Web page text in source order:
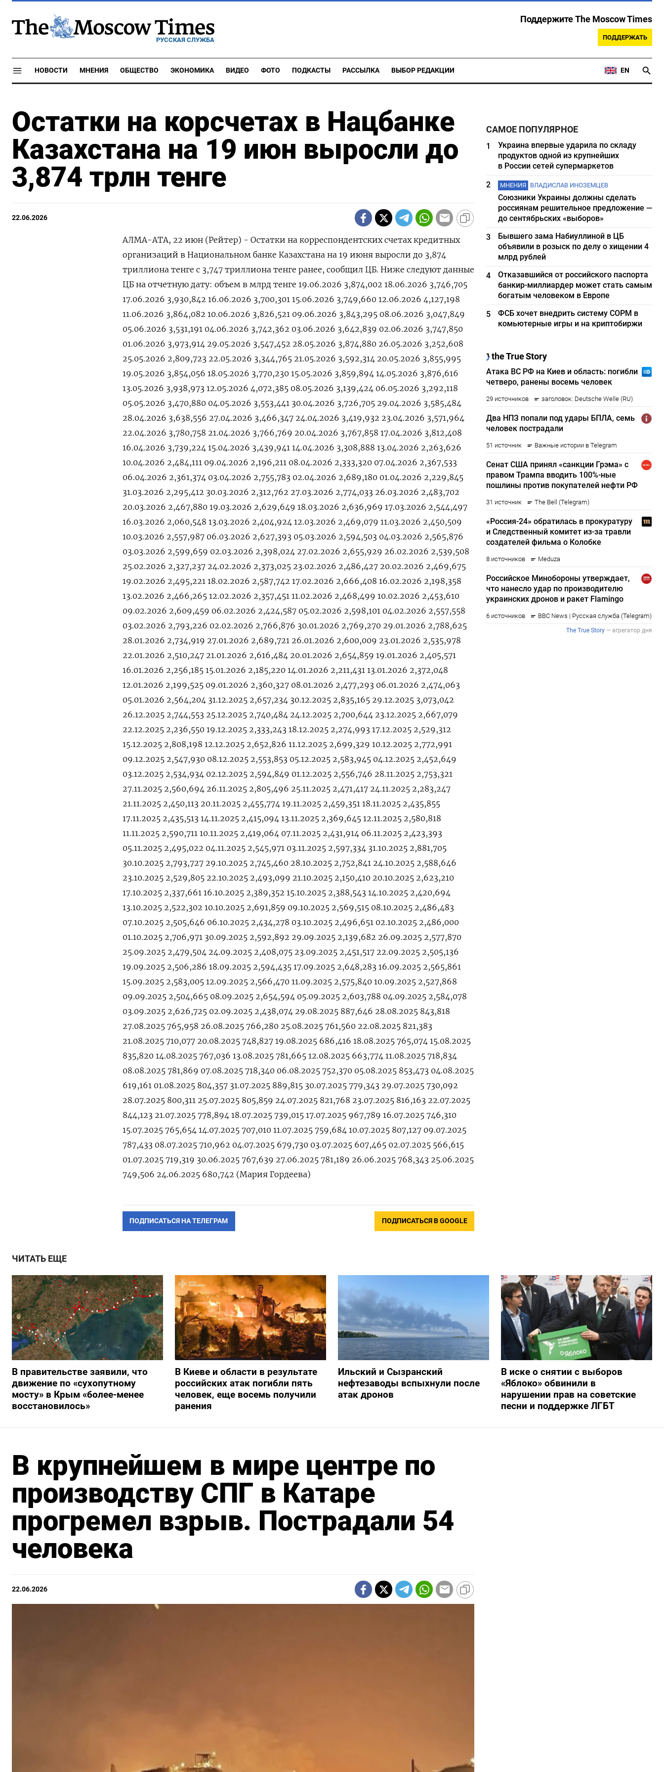
РУССКАЯ СЛУЖБА
Поддержите The Moscow Times
ПОДДЕРЖАТЬ
НОВОСТИ МНЕНИЯ ОБЩЕСТВО ЭКОНОМИКА ВИДЕО ФОТО ПОДКАСТЫ РАССЫЛКА ВЫБОР РЕДАКЦИИ EN
Остатки на корсчетах в Нацбанке
Казахстана на 19 июн выросли до
3,874 трлн тенге
22.06.2026
АЛМА-АТА, 22 июн (Рейтер) - ‌Остатки ​на корреспондентских счетах ​кредитных ​
организаций ⁠в ‌Национальном ‌банке Казахстана ​на 19 ‌июня ​выросли до ‌3,874
триллиона тенге ​с ​3,747 ‌триллиона ​тенге ранее, сообщил ЦБ. Ниже следуют ​данные
⁠ЦБ на ‌отчетную ‌дату: объем в млрд ​тенге 19.06.2026 3,874,002 18.06.2026 3,746,705
17.06.2026 3,930,842 16.06.2026 3,700,301 15.06.2026 3,749,660 12.06.2026 4,127,198
11.06.2026 3,864,082 10.06.2026 3,826,521 09.06.2026 3,843,295 08.06.2026 3,047,849
05.06.2026 3,531,191 04.06.2026 3,742,362 03.06.2026 3,642,839 02.06.2026 3,747,850
01.06.2026 3,973,914 29.05.2026 3,547,452 28.05.2026 3,874,880 26.05.2026 3,252,608
25.05.2026 2,809,723 22.05.2026 3,344,765 21.05.2026 3,592,314 20.05.2026 3,855,995
19.05.2026 3,854,056 18.05.2026 3,770,230 15.05.2026 3,859,894 14.05.2026 3,876,616
13.05.2026 3,938,973 12.05.2026 4,072,385 08.05.2026 3,139,424 06.05.2026 3,292,118
05.05.2026 3,470,880 04.05.2026 3,553,441 30.04.2026 3,726,705 29.04.2026 3,585,484
28.04.2026 3,638,556 27.04.2026 3,466,347 24.04.2026 3,419,932 23.04.2026 3,571,964
22.04.2026 3,780,758 21.04.2026 3,766,769 20.04.2026 3,767,858 17.04.2026 3,812,408
16.04.2026 3,739,224 15.04.2026 3,439,941 14.04.2026 3,308,888 13.04.2026 2,263,626
10.04.2026 2,484,111 09.04.2026 2,196,211 08.04.2026 2,333,320 07.04.2026 2,367,533
06.04.2026 2,361,374 03.04.2026 2,755,783 02.04.2026 2,689,180 01.04.2026 2,229,845
31.03.2026 2,295,412 30.03.2026 2,312,762 27.03.2026 2,774,033 26.03.2026 2,483,702
20.03.2026 2,467,880 19.03.2026 2,629,649 18.03.2026 2,636,969 17.03.2026 2,544,497
16.03.2026 2,060,548 13.03.2026 2,404,924 12.03.2026 2,469,079 11.03.2026 2,450,509
10.03.2026 2,557,987 06.03.2026 2,627,393 05.03.2026 2,594,503 04.03.2026 2,565,876
03.03.2026 2,599,659 02.03.2026 2,398,024 27.02.2026 2,655,929 26.02.2026 2,539,508
25.02.2026 2,327,237 24.02.2026 2,373,025 23.02.2026 2,486,427 20.02.2026 2,469,675
19.02.2026 2,495,221 18.02.2026 2,587,742 17.02.2026 2,666,408 16.02.2026 2,198,358
13.02.2026 2,466,265 12.02.2026 2,357,451 11.02.2026 2,468,499 10.02.2026 2,453,610
09.02.2026 2,609,459 06.02.2026 2,424,587 05.02.2026 2,598,101 04.02.2026 2,557,558
03.02.2026 2,793,226 02.02.2026 2,766,876 30.01.2026 2,769,270 29.01.2026 2,788,625
28.01.2026 2,734,919 27.01.2026 2,689,721 26.01.2026 2,600,009 23.01.2026 2,535,978
22.01.2026 2,510,247 21.01.2026 2,616,484 20.01.2026 2,654,859 19.01.2026 2,405,571
16.01.2026 2,256,185 15.01.2026 2,185,220 14.01.2026 2,211,431 13.01.2026 2,372,048
12.01.2026 2,199,525 09.01.2026 2,360,327 08.01.2026 2,477,293 06.01.2026 2,474,063
05.01.2026 2,564,204 31.12.2025 2,657,234 30.12.2025 2,835,165 29.12.2025 3,073,042
26.12.2025 2,744,553 25.12.2025 2,740,484 24.12.2025 2,700,644 23.12.2025 2,667,079
22.12.2025 2,236,550 19.12.2025 2,333,243 18.12.2025 2,274,993 17.12.2025 2,529,312
15.12.2025 2,808,198 12.12.2025 2,652,826 11.12.2025 2,699,329 10.12.2025 2,772,991
09.12.2025 2,547,930 08.12.2025 2,553,853 05.12.2025 2,583,945 04.12.2025 2,452,649
03.12.2025 2,534,934 02.12.2025 2,594,849 01.12.2025 2,556,746 28.11.2025 2,753,321
27.11.2025 2,560,694 26.11.2025 2,805,496 25.11.2025 2,471,417 24.11.2025 2,283,247
21.11.2025 2,450,113 20.11.2025 2,455,774 19.11.2025 2,459,351 18.11.2025 2,435,855
17.11.2025 2,435,513 14.11.2025 2,415,094 13.11.2025 2,369,645 12.11.2025 2,580,818
11.11.2025 2,590,711 10.11.2025 2,419,064 07.11.2025 2,431,914 06.11.2025 2,423,393
05.11.2025 2,495,022 04.11.2025 2,545,971 03.11.2025 2,597,334 31.10.2025 2,881,705
30.10.2025 2,793,727 29.10.2025 2,745,460 28.10.2025 2,752,841 24.10.2025 2,588,646
23.10.2025 2,529,805 22.10.2025 2,493,099 21.10.2025 2,150,410 20.10.2025 2,623,210
17.10.2025 2,337,661 16.10.2025 2,389,352 15.10.2025 2,388,543 14.10.2025 2,420,694
13.10.2025 2,522,302 10.10.2025 2,691,859 09.10.2025 2,569,515 08.10.2025 2,486,483
07.10.2025 2,505,646 06.10.2025 2,434,278 03.10.2025 2,496,651 02.10.2025 2,486,000
01.10.2025 2,706,971 30.09.2025 2,592,892 29.09.2025 2,139,682 26.09.2025 2,577,870
25.09.2025 2,479,504 24.09.2025 2,408,075 23.09.2025 2,451,517 22.09.2025 2,505,136
19.09.2025 2,506,286 18.09.2025 2,594,435 17.09.2025 2,648,283 16.09.2025 2,565,861
15.09.2025 2,583,005 12.09.2025 2,566,470 11.09.2025 2,575,840 10.09.2025 2,527,868
09.09.2025 2,504,665 08.09.2025 2,654,594 05.09.2025 2,603,788 04.09.2025 2,584,078
03.09.2025 2,626,725 02.09.2025 2,438,074 29.08.2025 887,646 28.08.2025 843,818
27.08.2025 765,958 26.08.2025 766,280 25.08.2025 761,560 22.08.2025 821,383
21.08.2025 710,077 20.08.2025 748,827 19.08.2025 686,416 18.08.2025 765,074 15.08.2025
835,820 14.08.2025 767,036 13.08.2025 781,665 12.08.2025 663,774 11.08.2025 718,834
08.08.2025 781,869 07.08.2025 718,340 06.08.2025 752,370 05.08.2025 853,473 04.08.2025
619,161 01.08.2025 804,357 31.07.2025 889,815 30.07.2025 779,343 29.07.2025 730,092
28.07.2025 800,311 25.07.2025 805,859 24.07.2025 821,768 23.07.2025 816,163 22.07.2025
844,123 21.07.2025 778,894 18.07.2025 739,015 17.07.2025 967,789 16.07.2025 746,310
15.07.2025 765,654 14.07.2025 707,010 11.07.2025 759,684 10.07.2025 807,127 09.07.2025
787,433 08.07.2025 710,962 04.07.2025 679,730 03.07.2025 607,465 02.07.2025 566,615
01.07.2025 719,319 30.06.2025 767,639 27.06.2025 781,189 26.06.2025 768,343 25.06.2025
749,506 24.06.2025 680,742 (Мария ‌Гордеева)
ПОДПИСАТЬСЯ НА ТЕЛЕГРАМ ПОДПИСАТЬСЯ В GOOGLE
САМОЕ ПОПУЛЯРНОЕ
1
Украина впервые ударила по складу
продуктов одной из крупнейших
в России сетей супермаркетов
2
МНЕНИЯ ВЛАДИСЛАВ ИНОЗЕМЦЕВ
Союзники Украины должны сделать
россиянам решительное предложение —
до сентябрьских «выборов»
3
Бывшего зама Набиуллиной в ЦБ
объявили в розыск по делу о хищении 4
млрд рублей
4
Отказавшийся от российского паспорта
банкир-миллиардер может стать самым
богатым человеком в Европе
5
ФСБ хочет внедрить систему СОРМ в
комьютерные игры и на криптобиржи
ЧИТАТЬ ЕЩЕ
В правительстве заявили, что
движение по «сухопутному
мосту» в Крым «более-менее
восстановилось»
В Киеве и области в результате
российских атак погибли пять
человек, еще восемь получили
ранения
Ильский и Сызранский
нефтезаводы вспыхнули после
атак дронов
В иске о снятии с выборов
«Яблоко» обвинили в
нарушении прав на советские
песни и поддержке ЛГБТ
В крупнейшем в мире центре по
производству СПГ в Катаре
прогремел взрыв. Пострадали 54
человека
22.06.2026